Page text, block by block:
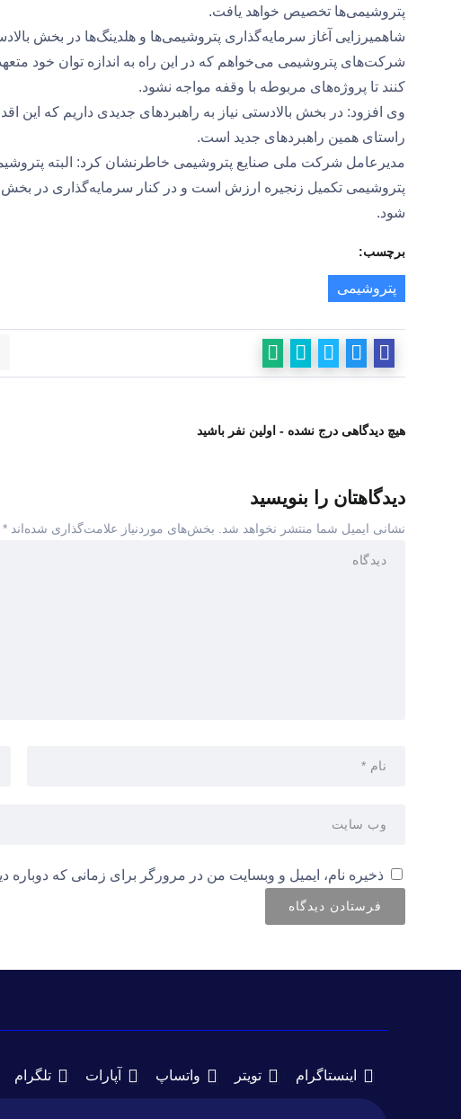
پتروشیمی‌ها تخصیص خواهد یافت.
شاهمیرزایی آغاز سرمایه‌گذاری پتروشیمی‌ها و هلدینگ‌ها در بخش
شرکت‌های پتروشیمی می‌خواهم که در این راه به اندازه توان خود
کنند تا پروژه‌های مربوطه با وقفه مواجه نشود.
وی افزود: در بخش بالادستی نیاز به راهبردهای جدیدی داریم که این
راستای همین راهبردهای جدید است.
مدیرعامل شرکت ملی صنایع پتروشیمی خاطرنشان کرد: البته
پتروشیمی تکمیل زنجیره ارزش است و در کنار سرمایه‌گذاری در بخش
شود.
برچسب:
پتروشیمی
هیچ دیدگاهی درج نشده - اولین نفر باشید
دیدگاهتان را بنویسید
نشانی ایمیل شما منتشر نخواهد شد. بخش‌های موردنیاز علامت‌گذاری شده‌اند *
ذخیره نام، ایمیل و وبسایت من در مرورگر برای زمانی که دوباره
اینستاگرام تویتر واتساپ آپارات تلگرام